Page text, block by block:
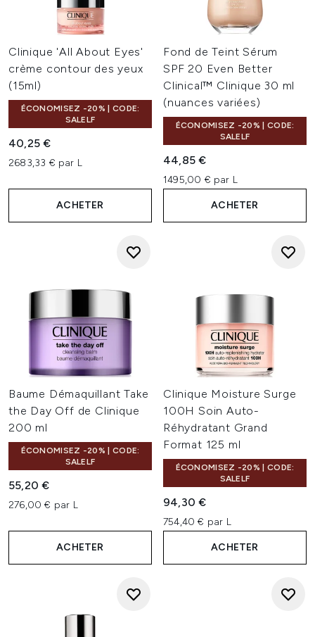
Clinique 'All About Eyes'
crème contour des yeux
(15ml)
ÉCONOMISEZ -20% | CODE:
SALELF
40,25 €
2683,33 € par L
ACHETER
Fond de Teint Sérum
SPF 20 Even Better
Clinical™ Clinique 30 ml
(nuances variées)
ÉCONOMISEZ -20% | CODE:
SALELF
44,85 €
1495,00 € par L
ACHETER
Baume Démaquillant Take
the Day Off de Clinique
200 ml
ÉCONOMISEZ -20% | CODE:
SALELF
55,20 €
276,00 € par L
ACHETER
Clinique Moisture Surge
100H Soin Auto-
Réhydratant Grand
Format 125 ml
ÉCONOMISEZ -20% | CODE:
SALELF
94,30 €
754,40 € par L
ACHETER